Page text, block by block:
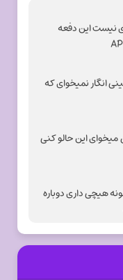
نیست این دفعه
انگار نمیخوای که
این حالو کنی
هیچی داری دوباره